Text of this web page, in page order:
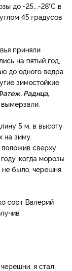
до -25...-28°C в
45 градусов
приняли
на пятый год,
до одного ведра
зимостойкие
Радица,
5 м, в высоту
на зиму.
сверху
когда морозы
не было, черешня
сорт Валерий
я стал